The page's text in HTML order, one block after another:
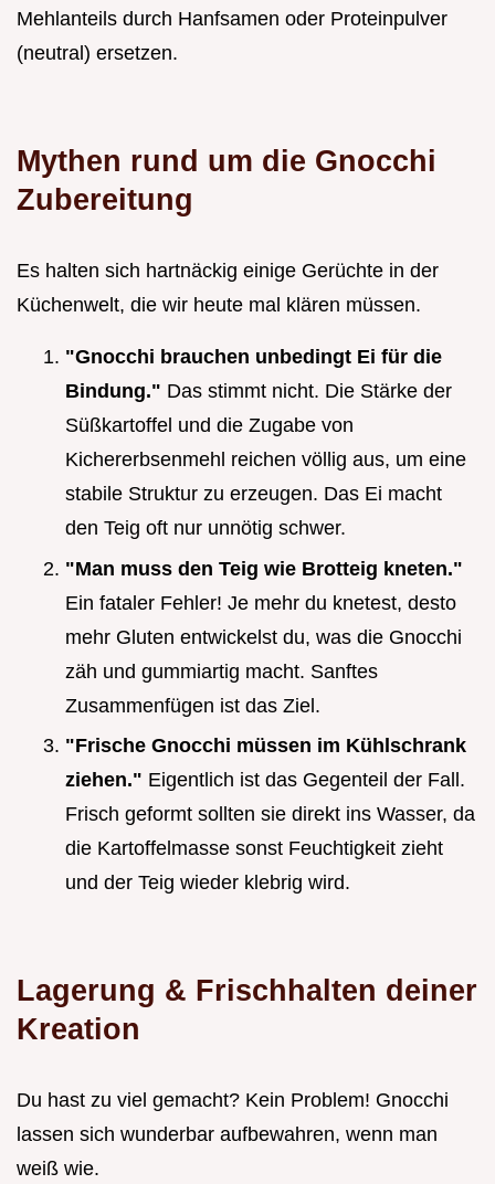
Mehlanteils durch Hanfsamen oder Proteinpulver
(neutral) ersetzen.
Mythen rund um die Gnocchi
Zubereitung
Es halten sich hartnäckig einige Gerüchte in der
Küchenwelt, die wir heute mal klären müssen.
"Gnocchi brauchen unbedingt Ei für die
Bindung." Das stimmt nicht. Die Stärke der
Süßkartoffel und die Zugabe von
Kichererbsenmehl reichen völlig aus, um eine
stabile Struktur zu erzeugen. Das Ei macht
den Teig oft nur unnötig schwer.
"Man muss den Teig wie Brotteig kneten."
Ein fataler Fehler! Je mehr du knetest, desto
mehr Gluten entwickelst du, was die Gnocchi
zäh und gummiartig macht. Sanftes
Zusammenfügen ist das Ziel.
"Frische Gnocchi müssen im Kühlschrank
ziehen." Eigentlich ist das Gegenteil der Fall.
Frisch geformt sollten sie direkt ins Wasser, da
die Kartoffelmasse sonst Feuchtigkeit zieht
und der Teig wieder klebrig wird.
Lagerung & Frischhalten deiner
Kreation
Du hast zu viel gemacht? Kein Problem! Gnocchi
lassen sich wunderbar aufbewahren, wenn man
weiß wie.